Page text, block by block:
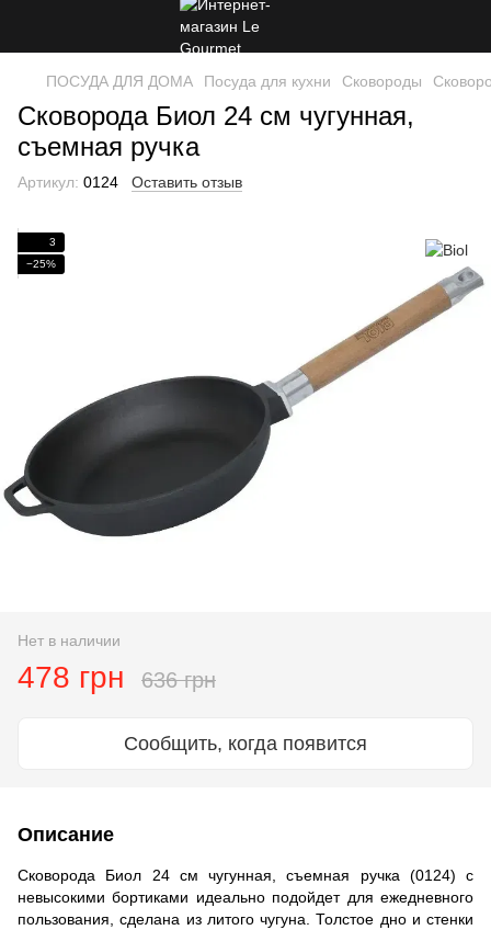
ПОСУДА ДЛЯ ДОМА Посуда для кухни Сковороды
Сковорода Биол 24 см чугунная,
съемная ручка
Артикул: 0124 Оставить отзыв
3
−25%
Нет в наличии
478 грн 636 грн
Сообщить, когда появится
Описание
Сковорода Биол 24 см чугунная, съемная ручка (0124) с
невысокими бортиками идеально подойдет для ежедневного
пользования, сделана из литого чугуна. Толстое дно и стенки